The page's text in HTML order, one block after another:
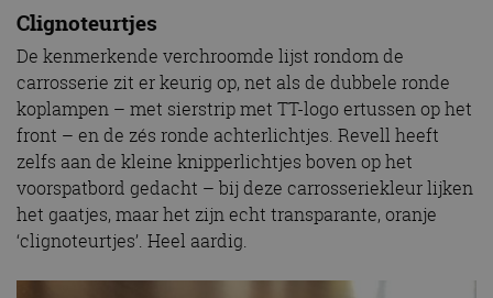
Clignoteurtjes
De kenmerkende verchroomde lijst rondom de
carrosserie zit er keurig op, net als de dubbele ronde
koplampen – met sierstrip met TT-logo ertussen op het
front – en de zés ronde achterlichtjes. Revell heeft
zelfs aan de kleine knipperlichtjes boven op het
voorspatbord gedacht – bij deze carrosseriekleur lijken
het gaatjes, maar het zijn echt transparante, oranje
‘clignoteurtjes’. Heel aardig.